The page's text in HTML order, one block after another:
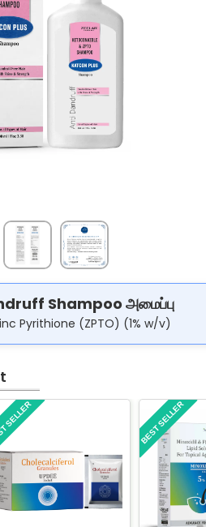
Shampoo அமைப்பு
Pyrithione (ZPTO) (1% w/v)
BEST SELLER